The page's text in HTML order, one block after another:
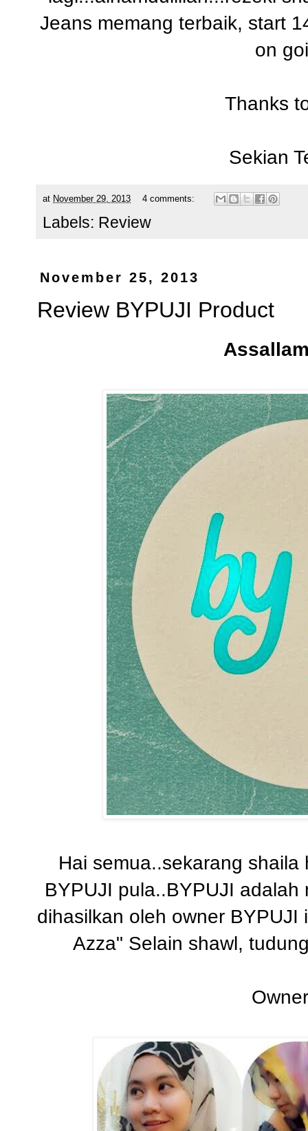
Jeans memang terbaik, start
on
Thanks
Sekian
at November 29, 2013 4 comments:
Labels: Review
November 25, 2013
Review BYPUJI Product
Hai semua..sekarang
BYPUJI pula..BYPUJI
dihasilkan oleh owner
Azza" Selain shawl,